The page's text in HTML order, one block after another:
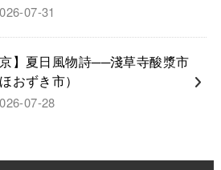
07-31
京】夏日風物詩──淺草寺酸漿市
おずき市）
07-28